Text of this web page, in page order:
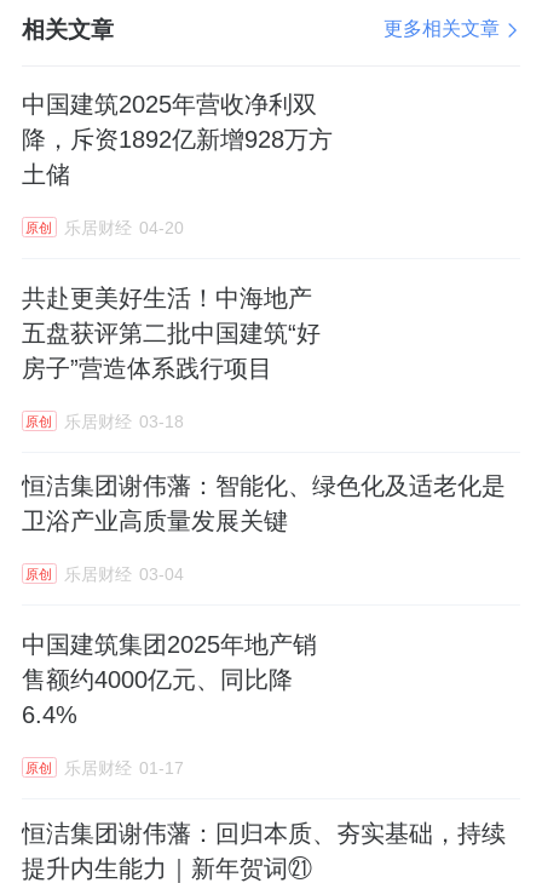
作为中国智能马桶第一品牌，恒洁持续推动智
能卫浴产业高质量发展，恒洁也再次代表行业
参加此次智能卫浴产业发展论坛活动。
国智能卫浴产业正从量的增长迈向质的突破，
在全球产业格局中已具引领地
徐熙武先生则通过对产业数据及产业环境进行
分析后表示，当前产业正由新兴向成熟迈进，
密码。本次论坛，恒洁也以卫浴企业唯一代表
身份作主题报告——《从政策到市场：旧改与
局改浪潮中智能卫浴的突围之道》。
恒洁代表演讲
相关文章 更多相关文章
中国建筑2025年营收净利双
降，斥资1892亿新增928万方
土储
原创 乐居财经 04-20
共赴更美好生活！中海地产
五盘获评第二批中国建筑“好
房子”营造体系践行项目
原创 乐居财经 03-18
恒洁集团谢伟藩：智能化、绿色化及适老化是
卫浴产业高质量发展关键
原创 乐居财经 03-04
中国建筑集团2025年地产销
售额约4000亿元、同比降
6.4%
原创 乐居财经 01-17
恒洁集团谢伟藩：回归本质、夯实基础，持续
提升内生能力｜新年贺词㉑